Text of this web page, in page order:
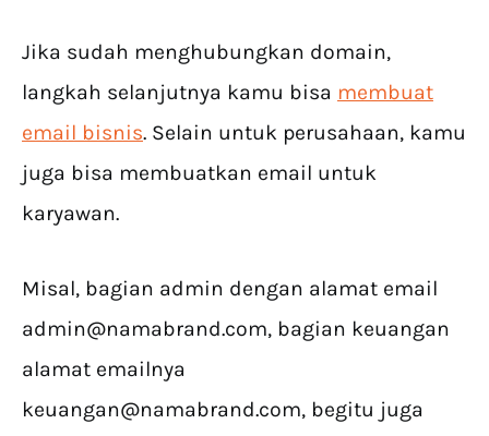
Jika sudah menghubungkan domain,
langkah selanjutnya kamu bisa membuat
email bisnis. Selain untuk perusahaan, kamu
juga bisa membuatkan email untuk
karyawan.
Misal, bagian admin dengan alamat email
admin@namabrand.com, bagian keuangan
alamat emailnya
keuangan@namabrand.com, begitu juga